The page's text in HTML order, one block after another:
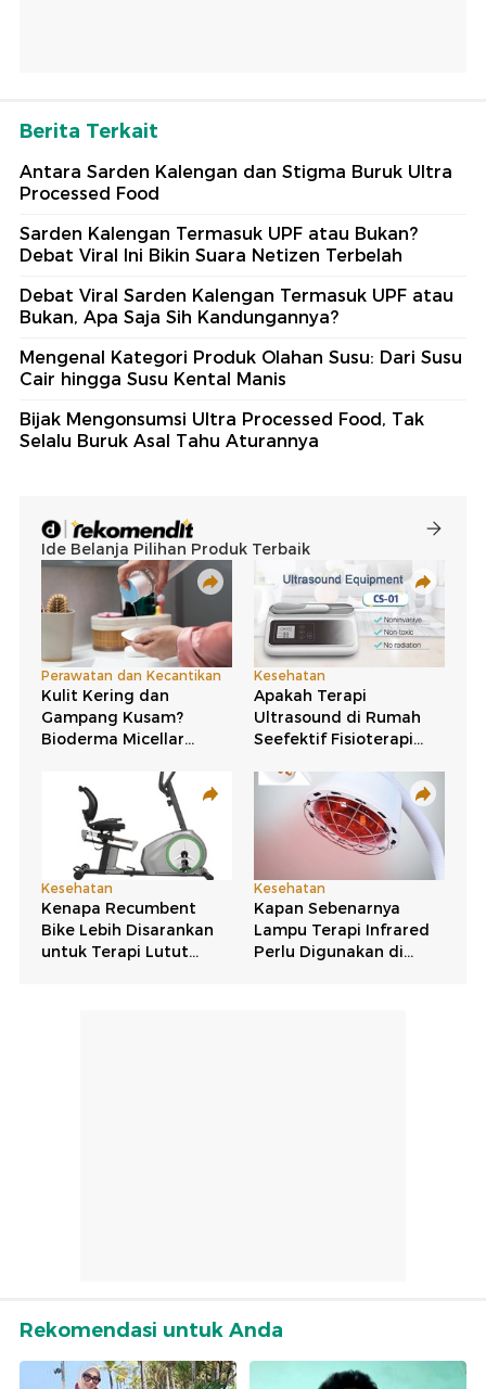
Berita Terkait
Antara Sarden Kalengan dan Stigma Buruk Ultra
Processed Food
Sarden Kalengan Termasuk UPF atau Bukan?
Debat Viral Ini Bikin Suara Netizen Terbelah
Debat Viral Sarden Kalengan Termasuk UPF atau
Bukan, Apa Saja Sih Kandungannya?
Mengenal Kategori Produk Olahan Susu: Dari Susu
Cair hingga Susu Kental Manis
Bijak Mengonsumsi Ultra Processed Food, Tak
Selalu Buruk Asal Tahu Aturannya
Rekomendasi untuk Anda